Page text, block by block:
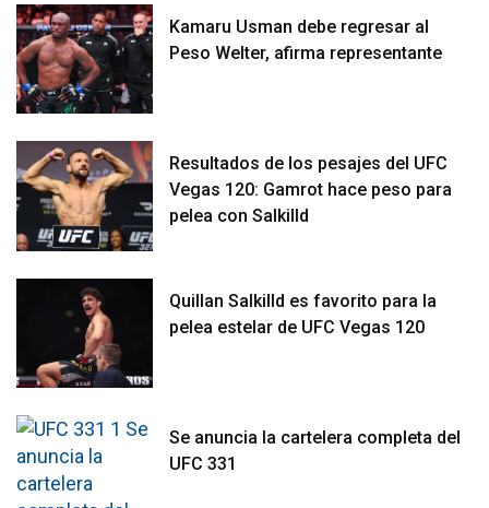
Kamaru Usman debe regresar al
Peso Welter, afirma representante
Resultados de los pesajes del UFC
Vegas 120: Gamrot hace peso para
pelea con Salkilld
Quillan Salkilld es favorito para la
pelea estelar de UFC Vegas 120
Se anuncia la cartelera completa del
UFC 331